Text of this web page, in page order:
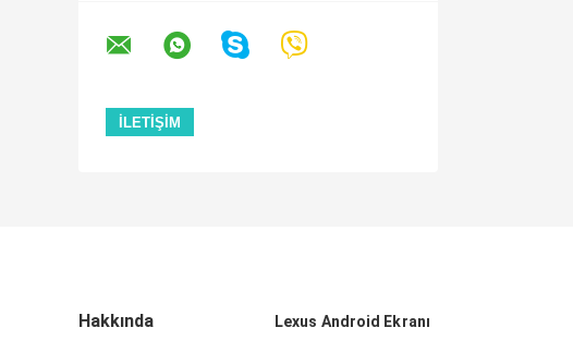
Hakkında Lexus Android Ekranı